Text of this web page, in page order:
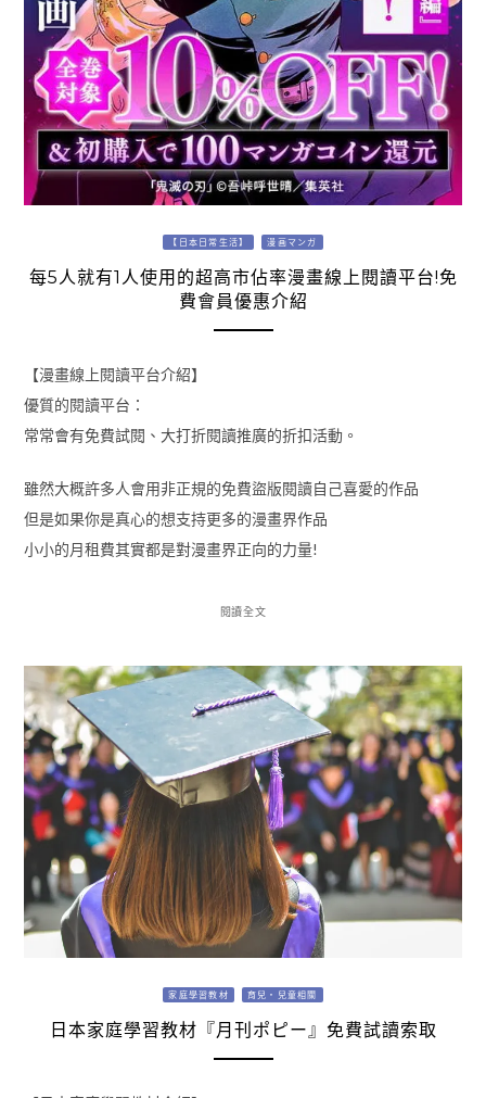
【日本日常生活】 漫画マンガ
每5人就有1人使用的超高市佔率漫畫線上閱讀平台!免
費會員優惠介紹
【漫畫線上閱讀平台介紹】
優質的閱讀平台：
常常會有免費試閱、大打折閱讀推廣的折扣活動。
雖然大概許多人會用非正規的免費盜版閱讀自己喜愛的作品
但是如果你是真心的想支持更多的漫畫界作品
小小的月租費其實都是對漫畫界正向的力量!
閱讀全文
家庭學習教材 育兒・兒童相關
日本家庭學習教材『月刊ポピー』免費試讀索取